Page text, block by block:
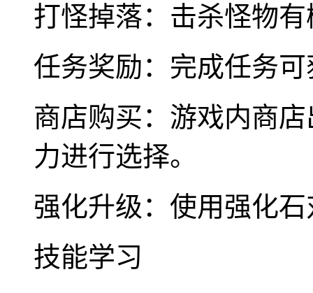
打怪掉落：击杀怪物
任务奖励：完成任务
商店购买：游戏内商
力进行选择。
强化升级：使用强化
技能学习